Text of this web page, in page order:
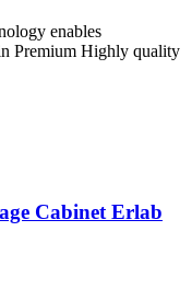
enables
Premium Highly quality
Cabinet Erlab